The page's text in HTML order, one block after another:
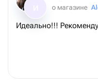
о магазине
Идеально!!!